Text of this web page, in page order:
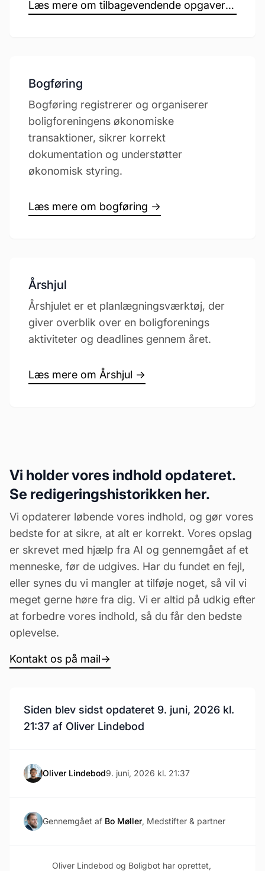
Læs mere om tilbagevendende opgaver →
Bogføring
Bogføring registrerer og organiserer
boligforeningens økonomiske
transaktioner, sikrer korrekt
dokumentation og understøtter
økonomisk styring.
Læs mere om bogføring →
Årshjul
Årshjulet er et planlægningsværktøj, der
giver overblik over en boligforenings
aktiviteter og deadlines gennem året.
Læs mere om Årshjul →
Vi holder vores indhold opdateret.
Se redigeringshistorikken her.
Vi opdaterer løbende vores indhold, og gør vores
bedste for at sikre, at alt er korrekt. Vores opslag
er skrevet med hjælp fra AI og gennemgået af et
menneske, før de udgives. Har du fundet en fejl,
eller synes du vi mangler at tilføje noget, så vil vi
meget gerne høre fra dig. Vi er altid på udkig efter
at forbedre vores indhold, så du får den bedste
oplevelse.
Kontakt os på mail→
Siden blev sidst opdateret 9. juni, 2026 kl.
21:37 af Oliver Lindebod
Oliver Lindebod9. juni, 2026 kl. 21:37
Gennemgået af Bo Møller, Medstifter & partner
Oliver Lindebod og Boligbot har oprettet,